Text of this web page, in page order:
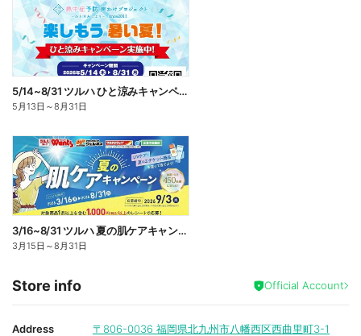
5/14~8/31 ツルハ ひと涼みキャンペーン
5月13日 ～8月31日
3/16~8/31 ツルハ 夏の肌ケアキャンペーン
3月15日 ～8月31日
Store info Official Account
Address 〒806-0036 福岡県北九州市八幡西区西曲里町3-1